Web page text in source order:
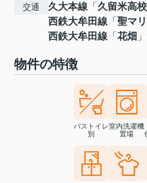
交通 久大本線 「久留米高
西鉄大牟田線 「聖マ
西鉄大牟田線 「花畑
物件の特徴
バストイレ
別
室内洗濯機
置場